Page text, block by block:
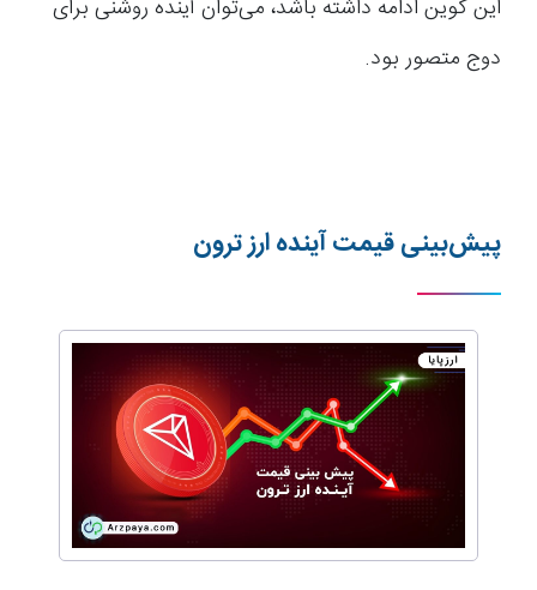
این کوین ادامه داشته باشد، می‌توان آینده روشنی برای
دوج متصور بود.
پیش‌بینی قیمت آینده ارز ترون